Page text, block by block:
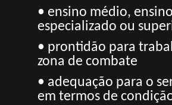
• ensino médio,
especializado ou
• prontidão para
zona de combate
• adequação para o
em termos de